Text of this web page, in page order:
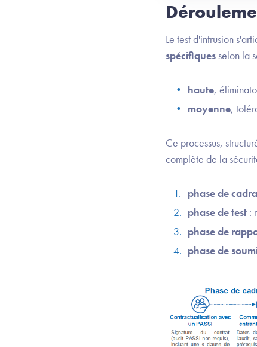
Le test d'intrusion
spécifiques selon la
haute,
moyenne,
Ce processus,
complète de la
phase de
phase de test :
phase de
phase de